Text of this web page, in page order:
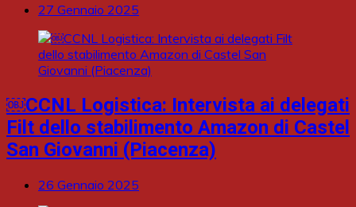
27 Gennaio 2025
￼CCNL Logistica: Intervista ai delegati
Filt dello stabilimento Amazon di Castel
San Giovanni (Piacenza)
26 Gennaio 2025